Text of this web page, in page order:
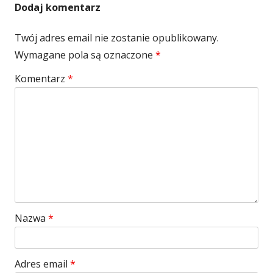
Dodaj komentarz
Twój adres email nie zostanie opublikowany.
Wymagane pola są oznaczone *
Komentarz *
Nazwa *
Adres email *